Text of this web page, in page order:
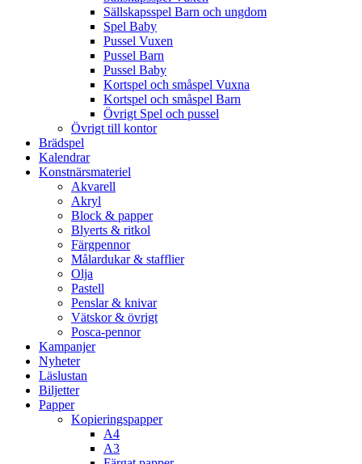
Sällskapsspel Barn och ungdom
Spel Baby
Pussel Vuxen
Pussel Barn
Pussel Baby
Kortspel och småspel Vuxna
Kortspel och småspel Barn
Övrigt Spel och pussel
Övrigt till kontor
Brädspel
Kalendrar
Konstnärsmateriel
Akvarell
Akryl
Block & papper
Blyerts & ritkol
Färgpennor
Målardukar & stafflier
Olja
Pastell
Penslar & knivar
Vätskor & övrigt
Posca-pennor
Kampanjer
Nyheter
Läslustan
Biljetter
Papper
Kopieringspapper
A4
A3